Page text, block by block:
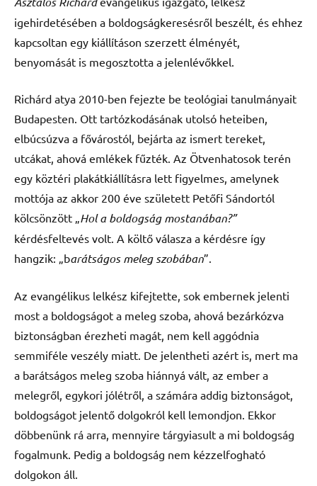
igehirdetésében a boldogságkeresésről beszélt, és ehhez
kapcsoltan egy kiállításon szerzett élményét,
benyomását is megosztotta a jelenlévőkkel.
Richárd atya 2010-ben fejezte be teológiai tanulmányait
Budapesten. Ott tartózkodásának utolsó heteiben,
elbúcsúzva a fővárostól, bejárta az ismert tereket,
utcákat, ahová emlékek fűzték. Az Ötvenhatosok terén
egy köztéri plakátkiállításra lett figyelmes, amelynek
mottója az akkor 200 éve született Petőfi Sándortól
kölcsönzött „ Hol a boldogság mostanában?”
kérdésfeltevés volt. A költő válasza a kérdésre így
hangzik: „barátságos meleg szobában”.
Az evangélikus lelkész kifejtette, sok embernek jelenti
most a boldogságot a meleg szoba, ahová bezárkózva
biztonságban érezheti magát, nem kell aggódnia
semmiféle veszély miatt. De jelentheti azért is, mert ma
a barátságos meleg szoba hiánnyá vált, az ember a
melegről, egykori jólétről, a számára addig biztonságot,
boldogságot jelentő dolgokról kell lemondjon. Ekkor
döbbenünk rá arra, mennyire tárgyiasult a mi boldogság
fogalmunk. Pedig a boldogság nem kézzelfogható
dolgokon áll.